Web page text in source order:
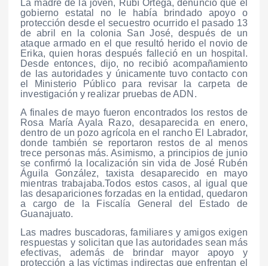
La madre de la joven, Rubí Ortega, denunció que el
gobierno estatal no le había brindado apoyo o
protección desde el secuestro ocurrido el pasado 13
de abril en la colonia San José, después de un
ataque armado en el que resultó herido el novio de
Erika, quien horas después falleció en un hospital.
Desde entonces, dijo, no recibió acompañamiento
de las autoridades y únicamente tuvo contacto con
el Ministerio Público para revisar la carpeta de
investigación y realizar pruebas de ADN.
A finales de mayo fueron encontrados los restos de
Rosa María Ayala Razo, desaparecida en enero,
dentro de un pozo agrícola en el rancho El Labrador,
donde también se reportaron restos de al menos
trece personas más. Asimismo, a principios de junio
se confirmó la localización sin vida de José Rubén
Águila González, taxista desaparecido en mayo
mientras trabajaba.Todos estos casos, al igual que
las desapariciones forzadas en la entidad, quedaron
a cargo de la Fiscalía General del Estado de
Guanajuato.
Las madres buscadoras, familiares y amigos exigen
respuestas y solicitan que las autoridades sean más
efectivas, además de brindar mayor apoyo y
protección a las víctimas indirectas que enfrentan el